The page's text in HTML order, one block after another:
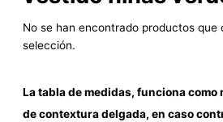
La tabla de medidas, funciona
de contextura delgada, en caso
No se han encontrado productos que
selección.